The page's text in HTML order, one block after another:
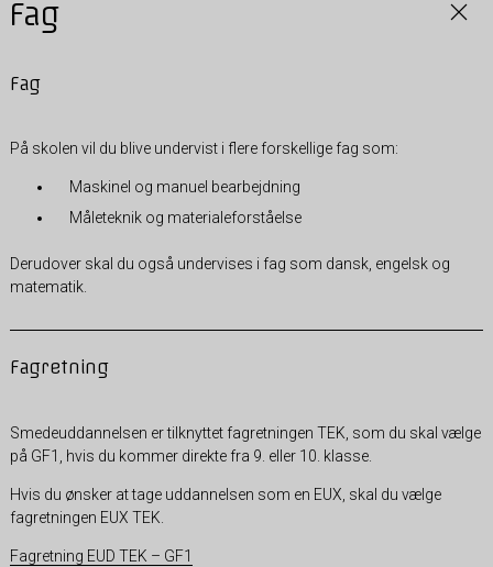
Fag
Fag
På skolen vil du blive undervist i flere forskellige fag som:
Maskinel og manuel bearbejdning
Måleteknik og materialeforståelse
Derudover skal du også undervises i fag som dansk, engelsk og
matematik.
Fagretning
Smedeuddannelsen er tilknyttet fagretningen TEK, som du skal vælge
på GF1, hvis du kommer direkte fra 9. eller 10. klasse.
Hvis du ønsker at tage uddannelsen som en EUX, skal du vælge
fagretningen EUX TEK.
Fagretning EUD TEK – GF1